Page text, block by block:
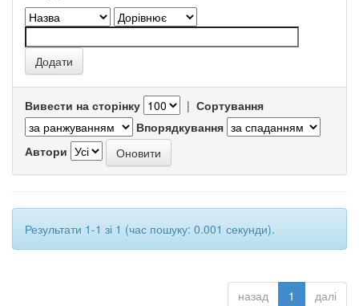
Вивести на сторінку | Сортування
Впорядкування
Автори
Результати 1-1 зі 1 (час пошуку: 0.001 секунди).
назад 1 далі